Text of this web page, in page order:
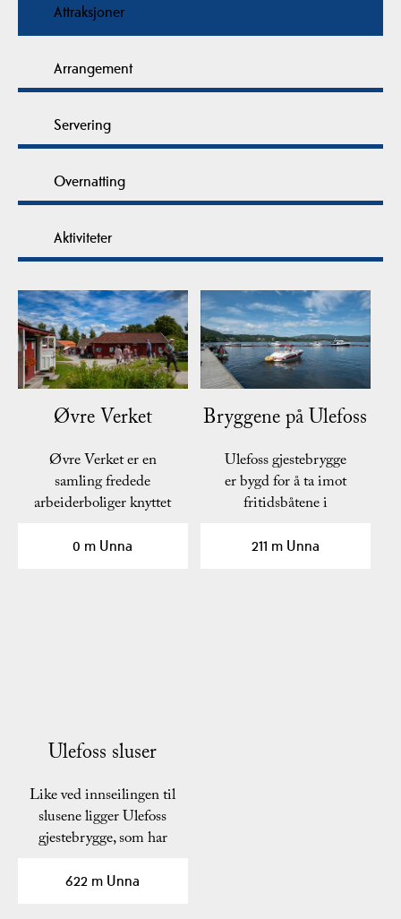
Attraksjoner
Arrangement
Servering
Overnatting
Aktiviteter
Øvre Verket
Øvre Verket er en
samling fredede
arbeiderboliger knyttet
et…
0 m Unna
Bryggene på Ulefoss
Ulefoss gjestebrygge
er bygd for å ta imot
fritidsbåtene i
gamle…
211 m Unna
Ulefoss sluser
Like ved innseilingen til
slusene ligger Ulefoss
gjestebrygge, som har
622 m Unna